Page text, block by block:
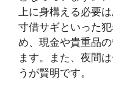
上に身構える必要
寸借サギといった
め、現金や貴重品
ます。また、夜間
うが賢明です。